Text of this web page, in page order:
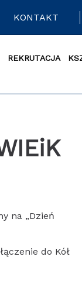
KONTAKT
REKRUTACJA
na „Dzień
do Kół